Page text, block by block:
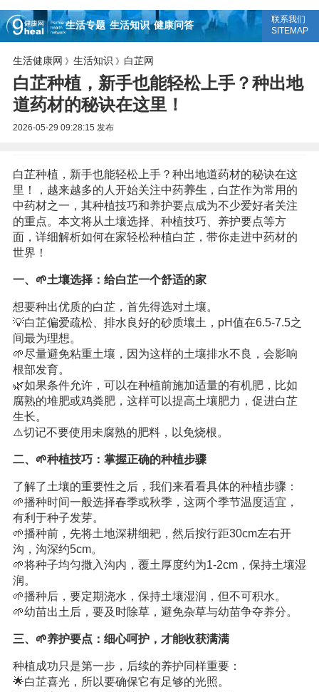
生活专题 生活知识 健康问答
联系我们
SITEMAP
生活健康网 》 生活知识 》 白芷网
白芷种植，新手也能轻松上手？种出地
道药材的秘诀在这里！
2026-05-29 09:28:15 发布
白芷种植，新手也能轻松上手？种出地道药材的秘诀在这
里！，越来越多的人开始关注中药养生 ，白芷作为常用的
中药材之一，其种植技巧和养护要点成为不少爱好者关注
的重点。本文将从土壤选择、种植技巧、养护要点等方
面，详细解析如何在家轻松种植白芷，带你走进中药材的
世界！
一、🌱土壤选择：给白芷一个舒适的家
想要种出优质的白芷，首先得选对土壤。
💡白芷偏爱疏松、排水良好的砂质壤土，pH值在6.5-7.5之
间最为理想。
🌱尽量避免粘重土壤，因为这样的土壤排水不良，会影响
根部发育。
🌿如果条件允许，可以在种植前施加适量的有机肥，比如
腐熟的堆肥或鸡粪肥，这样可以提高土壤肥力，促进白芷
生长。
⚠️切记不要使用未腐熟的肥料，以免烧根。
二、🌱种植技巧：掌握正确的种植步骤
了解了土壤的重要性之后，我们来看看具体的种植步骤：
🌱播种时间一般选择春季或秋季，这两个季节温度适宜，
有利于种子发芽。
🌱播种前，先将土地深耕细耙，然后按行距30cm左右开
沟，沟深约5cm。
🌱将种子均匀撒入沟内，覆土厚度约为1-2cm，保持土壤湿
润。
🌱播种后，要定期浇水，保持土壤湿润，但不可积水。
🌱幼苗出土后，要及时除草，避免杂草与幼苗争夺养分。
三、🌱养护要点：细心呵护，才能收获满满
种植成功只是第一步，后续的养护同样重要：
🌟白芷喜光，所以要确保它有足够的光照。